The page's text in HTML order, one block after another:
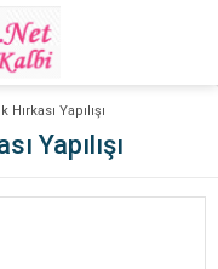
Yapılışı
Yapılışı